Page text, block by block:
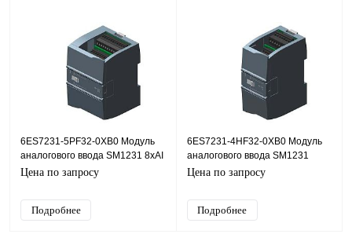
6ES7231-5PF32-0XB0 Модуль
аналогового ввода SM1231 8хAI
(RTD), 0,1%
Цена по запросу
Подробнее
6ES7231-4HF32-0XB0 Модуль
аналогового ввода SM1231
8хAI, 0,1%
Цена по запросу
Подробнее